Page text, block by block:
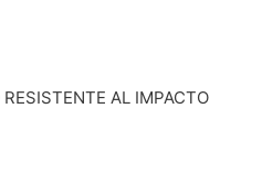
AL IMPACTO